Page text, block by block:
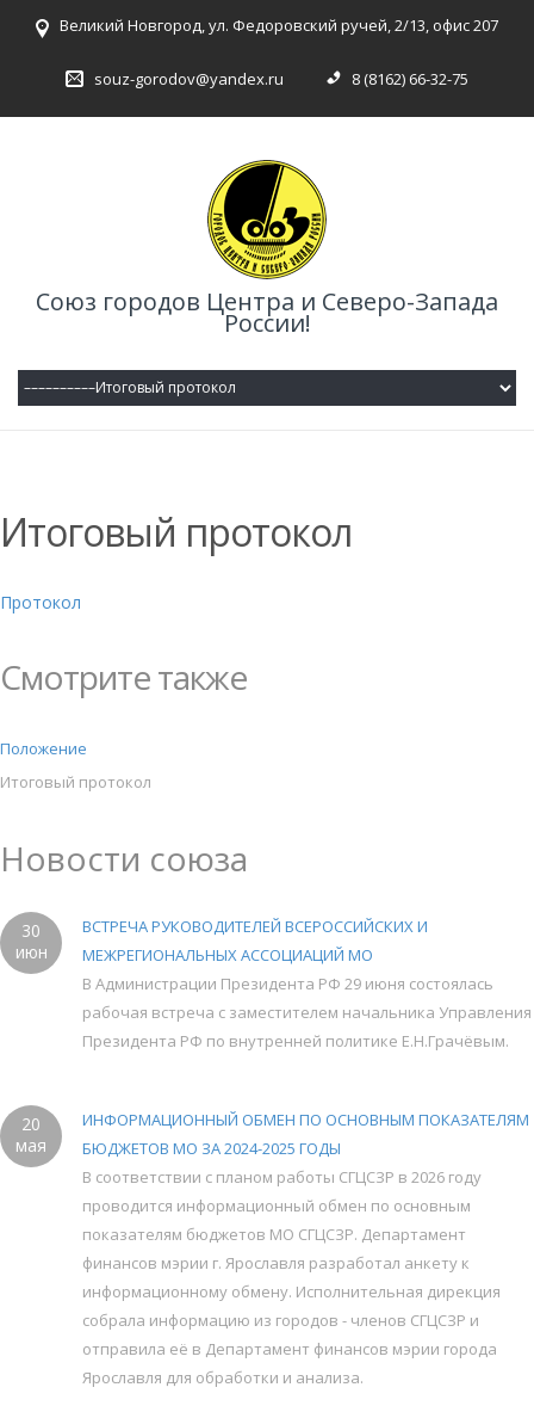
Великий Новгород, ул. Федоровский ручей, 2/13, офис 207
souz-gorodov@yandex.ru 8 (8162) 66-32-75
Союз городов Центра и Северо-Запада
России!
Итоговый протокол
Протокол
Смотрите также
Положение
Итоговый протокол
Новости союза
30
июн
ВСТРЕЧА РУКОВОДИТЕЛЕЙ ВСЕРОССИЙСКИХ И
МЕЖРЕГИОНАЛЬНЫХ АССОЦИАЦИЙ МО
В Администрации Президента РФ 29 июня состоялась
рабочая встреча с заместителем начальника Управления
Президента РФ по внутренней политике Е.Н.Грачёвым.
20
мая
ИНФОРМАЦИОННЫЙ ОБМЕН ПО ОСНОВНЫМ ПОКАЗАТЕЛЯМ
БЮДЖЕТОВ МО ЗА 2024-2025 ГОДЫ
В соответствии с планом работы СГЦСЗР в 2026 году
проводится информационный обмен по основным
показателям бюджетов МО СГЦСЗР. Департамент
финансов мэрии г. Ярославля разработал анкету к
информационному обмену. Исполнительная дирекция
собрала информацию из городов - членов СГЦСЗР и
отправила её в Департамент финансов мэрии города
Ярославля для обработки и анализа.